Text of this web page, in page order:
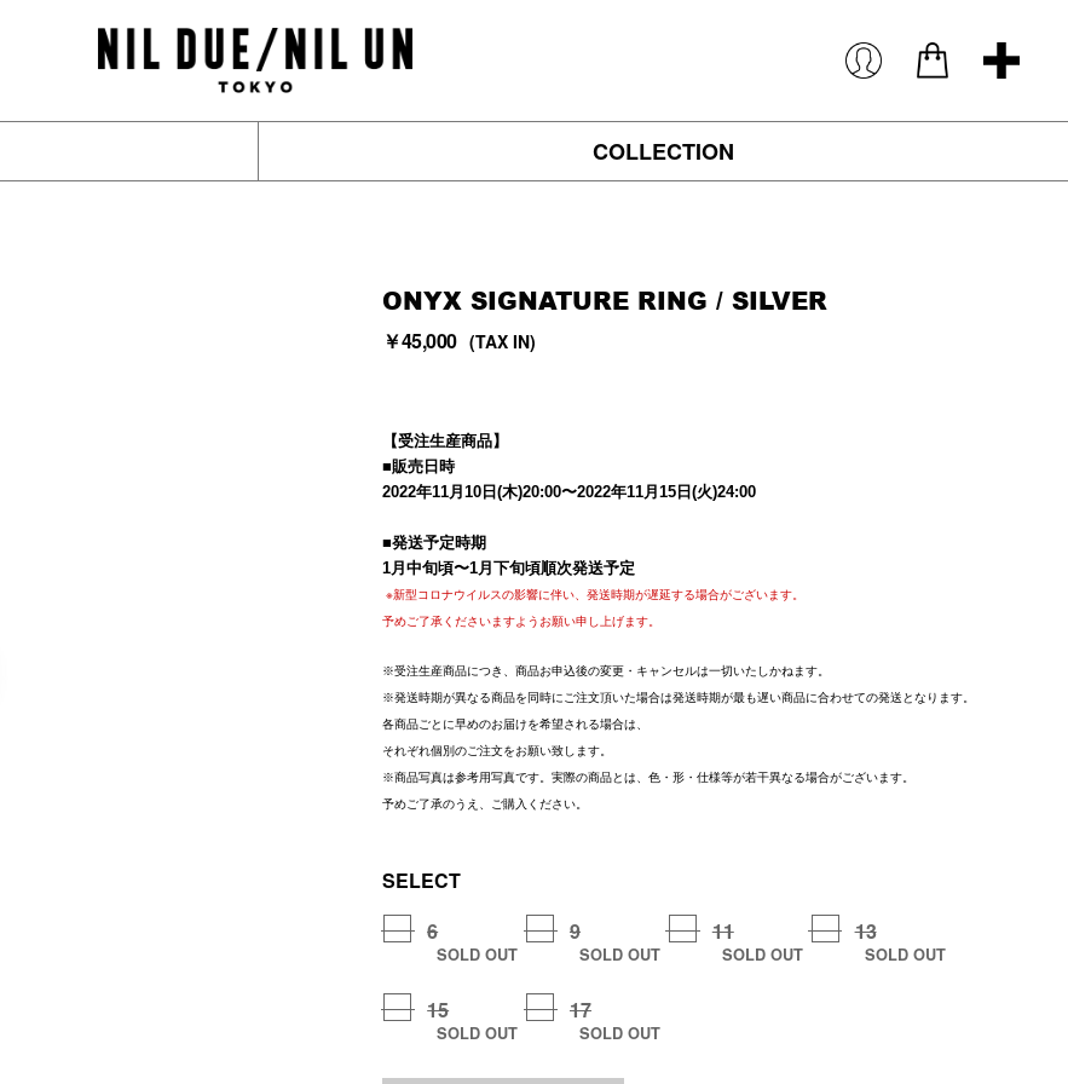
COLLECTION
ONYX SIGNATURE RING / SILVER
￥45,000 (TAX IN)
【受注生産商品】
■販売日時
2022年11月10 日(木)20:00〜2022年11月15 日(火)24:00
■発送予定時期
1月中旬頃〜1月下旬頃順次発送予定
※新型コロナウイルスの影響に伴い、発送時期が遅延する場合がございます。
予めご了承くださいますようお願い申し上げます。
※受注生産商品につき、商品お申込後の変更・キャンセルは一切いたしかねます。
※発送時期が異なる商品を同時にご注文頂いた場合は発送時期が最も遅い商品に合わせての発送となります。
各商品ごとに早めのお届けを希望される場合は、
それぞれ個別のご注文をお願い致します。
※商品写真は参考用写真です。実際の商品とは、色・形・仕様等が若干異なる場合がございます。
予めご了承のうえ、ご購入ください。
SELECT
6
SOLD OUT
9
SOLD OUT
11
SOLD OUT
13
SOLD OUT
15
SOLD OUT
17
SOLD OUT